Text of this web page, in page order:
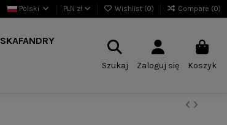
Polski PLN zł Wishlist (0) Compare (0)
SKAFANDRY
Szukaj Zaloguj się Koszyk